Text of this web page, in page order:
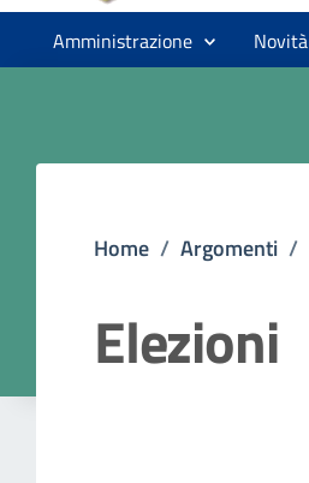
Amministrazione Novità
Home / Argomenti /
Elezioni